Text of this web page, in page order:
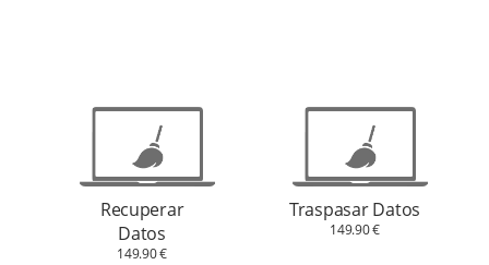
Recuperar
Datos
149.90 €
Traspasar Datos
149.90 €